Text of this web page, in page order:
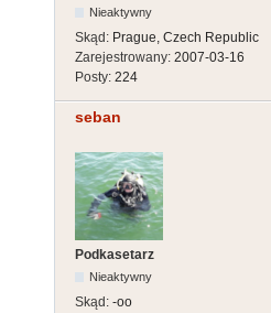
Nieaktywny
Skąd: Prague, Czech Republic
Zarejestrowany: 2007-03-16
Posty: 224
seban
Podkasetarz
Nieaktywny
Skąd: -oo